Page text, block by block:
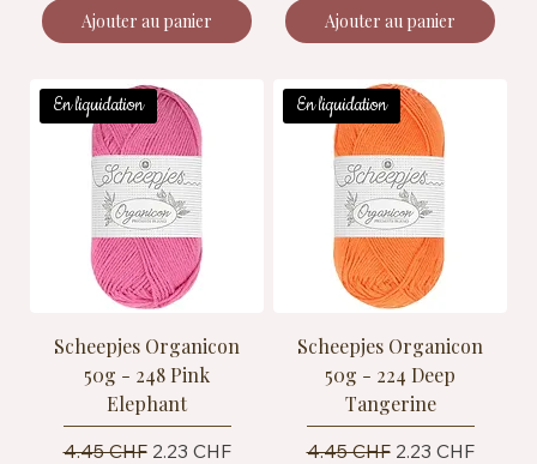
Ajouter au panier Ajouter au panier
En liquidation
Scheepjes Organicon
50g - 248 Pink
Elephant
Prix original
4.45 CHF Prix promotionnel
2.23 CHF
En liquidation
Scheepjes Organicon
50g - 224 Deep
Tangerine
Prix original
4.45 CHF Prix
2.23 CHF